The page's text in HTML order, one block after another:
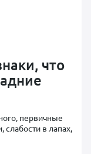
что
первичные
слабости в лапах,